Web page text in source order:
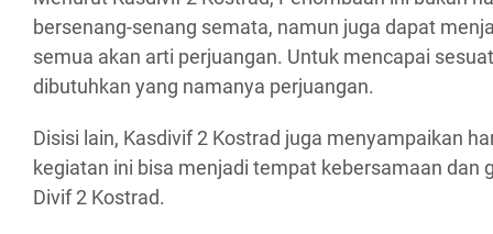
bersenang-senang semata, namun juga dapat
semua akan arti perjuangan. Untuk mencapai
dibutuhkan yang namanya perjuangan.
Disisi lain, Kasdivif 2 Kostrad juga menyampaikan
kegiatan ini bisa menjadi tempat kebersamaan dan
Divif 2 Kostrad.